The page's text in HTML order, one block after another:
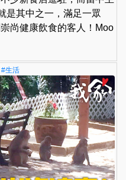
是其中之一，滿足一眾
尚健康飲食的客人！Moo
#生活